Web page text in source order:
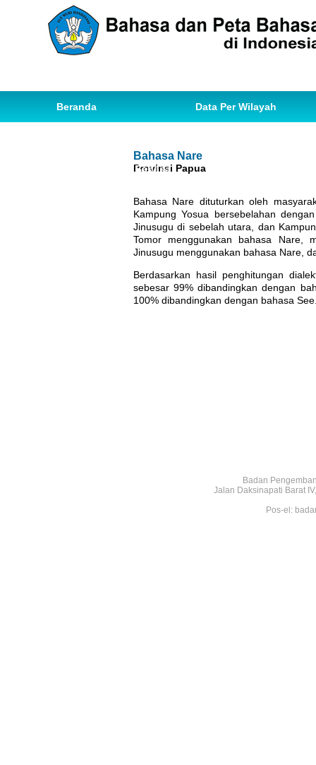
Beranda Data Per Wilayah
Ihwal Pemetaan Bahasa
Bahasa Nare
Provinsi Papua
Bahasa Nare dituturkan oleh
Kampung Yosua bersebelahan
Jinusugu di sebelah utara, dan
Tomor menggunakan bahasa Nare,
Jinusugu menggunakan bahasa Nare,
Berdasarkan hasil penghitungan
sebesar 99% dibandingkan dengan
100% dibandingkan dengan bahasa
Badan
Jalan Daksinapati Barat
Pos-el: